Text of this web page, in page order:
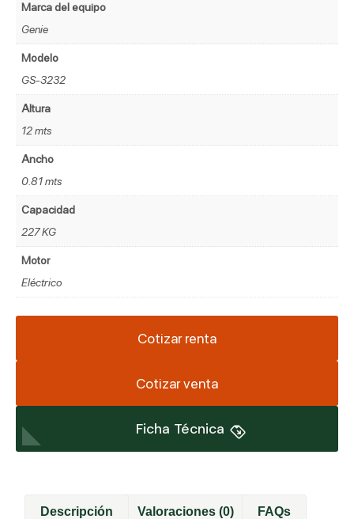
Marca del equipo
Genie
Modelo
GS-3232
Altura
12 mts
Ancho
0.81 mts
Capacidad
227 KG
Motor
Eléctrico
Cotizar renta
Cotizar venta
Ficha Técnica
Descripción Valoraciones (0) FAQs